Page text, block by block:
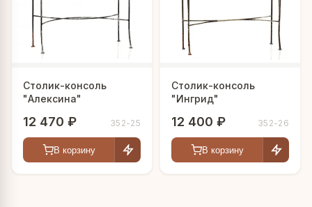
Столик-консоль
"Алексина"
12 470 ₽ 352-25
В корзину
Столик-консоль
"Ингрид"
12 400 ₽ 352-26
В корзину